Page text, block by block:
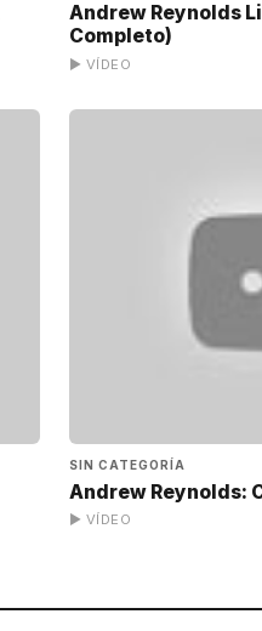
Andrew Reynolds
Completo)
▶ VÍDEO
SIN CATEGORÍA
Andrew Reynolds:
▶ VÍDEO